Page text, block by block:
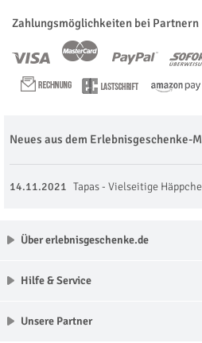
Zahlungsmöglichkeiten bei Partnern
Neues aus dem Erlebnisgeschenke-
14.11.2021 Tapas - Vielseitige
Über erlebnisgeschenke.de
Hilfe & Service
Unsere Partner